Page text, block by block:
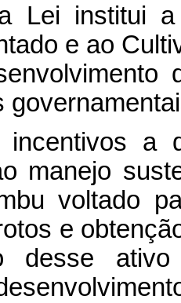
Lei institui
e ao
incentivos a
manejo
voltado
e
desse